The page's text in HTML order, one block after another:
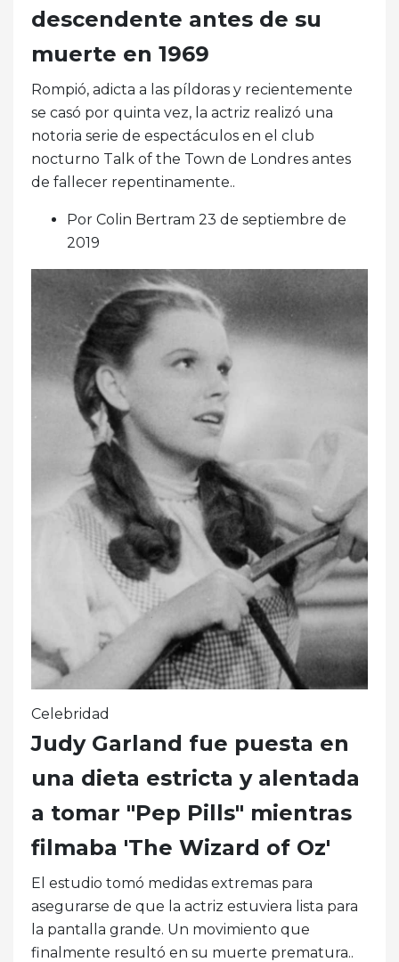
descendente antes de su
muerte en 1969
Rompió, adicta a las píldoras y recientemente
se casó por quinta vez, la actriz realizó una
notoria serie de espectáculos en el club
nocturno Talk of the Town de Londres antes
de fallecer repentinamente..
Por Colin Bertram 23 de septiembre de
2019
Celebridad
Judy Garland fue puesta en
una dieta estricta y alentada
a tomar "Pep Pills" mientras
filmaba 'The Wizard of Oz'
El estudio tomó medidas extremas para
asegurarse de que la actriz estuviera lista para
la pantalla grande. Un movimiento que
finalmente resultó en su muerte prematura..